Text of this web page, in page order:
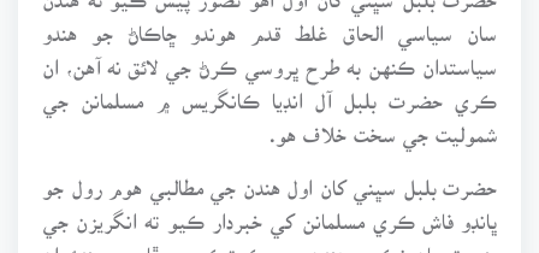
سان سياسي الحاق غلط قدم هوندو ڇاڪاڻ جو هندو
سياستدان ڪنهن به طرح ڀروسي ڪرڻ جي لائق نه آهن، ان
ڪري حضرت بلبل آل انڊيا ڪانگريس ۾ مسلمانن جي
شموليت جي سخت خلاف هو.
حضرت بلبل سڀني کان اول هندن جي مطالبي هوم رول جو
ڀانڊو فاش ڪري مسلمانن کي خبردار ڪيو ته انگريزن جي
پنجوڙ مان نڪري هندن جي ڪوڙڪي ۾ ڦاسي ويندؤ ان